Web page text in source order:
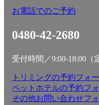
お電話でのご予約
0480-42-2680
受付時間／9:00-18:00（
トリミングの予約フォ
ペットホテルの予約フ
その他お問い合わせフ